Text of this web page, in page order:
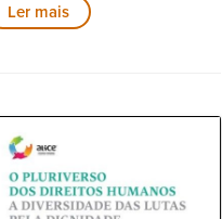
Ler mais